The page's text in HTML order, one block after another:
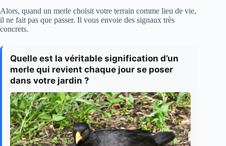
Alors, quand un merle choisit votre terrain comme lieu de vie,
il ne fait pas que passer. Il vous envoie des signaux très
concrets.
Quelle est la véritable signification d’un
merle qui revient chaque jour se poser
dans votre jardin ?